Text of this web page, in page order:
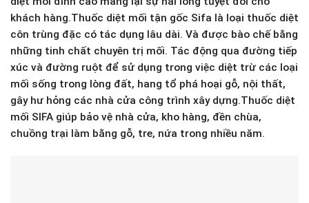
khách hàng.Thuốc diệt mối tận gốc Sifa là loại thuốc diệt
côn trùng đặc có tác dụng lâu dài. Và được bào chế bằng
những tinh chất chuyên trị mối. Tác động qua đường tiếp
xúc và đường ruột để sử dụng trong việc diệt trừ các loại
mối sống trong lòng đất, hang tổ phá hoại gỗ, nội thất,
gây hư hỏng các nhà cửa công trình xây dựng.Thuốc diệt
mối SIFA giúp bảo vệ nhà cửa, kho hàng, đền chùa,
chuồng trại làm bằng gỗ, tre, nứa trong nhiều năm.